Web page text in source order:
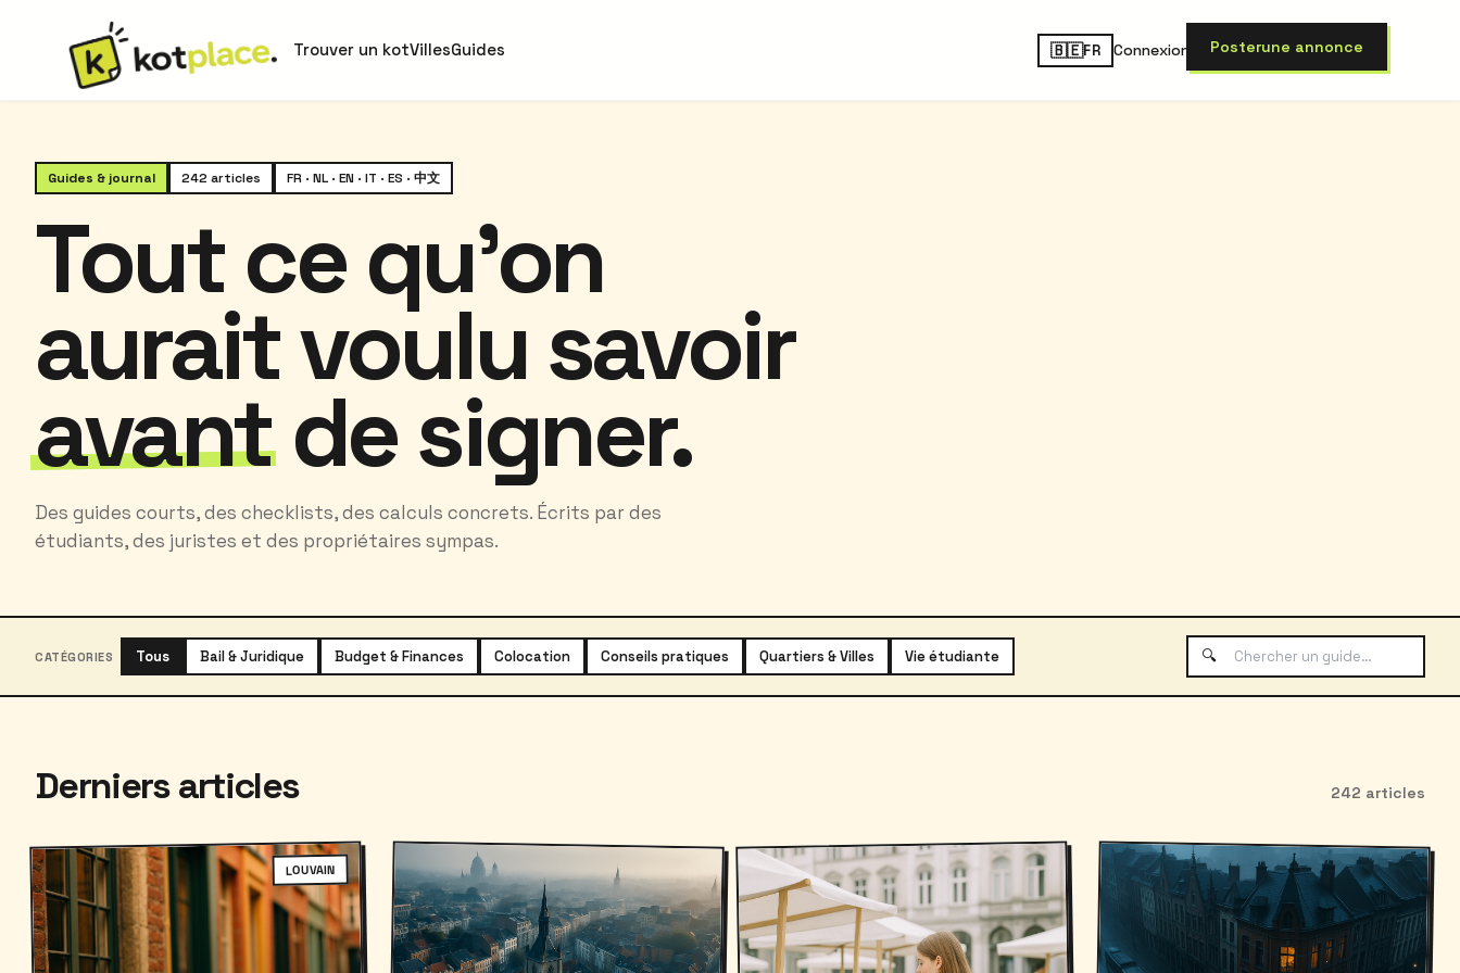
Trouver un kotVillesGuides 🇧🇪FR Connexion Posterune annonce
Guides & journal 242 articles FR · NL · EN · IT · ES · 中文
Tout ce qu'on
aurait voulu savoir
avantde signer.
Des guides courts, des checklists, des calculs concrets. Écrits par des
étudiants, des juristes et des propriétaires sympas.
CATÉGORIES Tous Bail & Juridique Budget & Finances Colocation Conseils pratiques Quartiers & Villes Vie étudiante 🔍
Derniers articles 242 articles
LOUVAIN